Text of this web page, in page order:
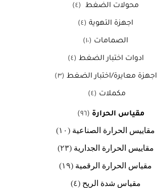
محولات الضغط (٤)
اجهزة التهوية (٤)
الصمامات (١٠)
ادوات اختبار الضغط (٤)
اجهزة معايرة/اختبار الضغط (٣)
مكملات (٤)
مقياس الحرارة (٩٦)
مقاييس الحرارة الصناعية (١٠)
مقاييس الحرارة الجدارية (٢٣)
مقياس الحرارة الرقمية (١٩)
مقياس شدة الريح (٤)